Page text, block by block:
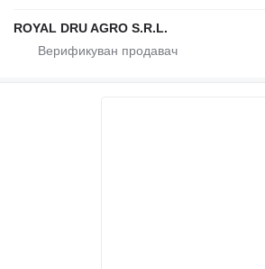
ROYAL DRU AGRO S.R.L.